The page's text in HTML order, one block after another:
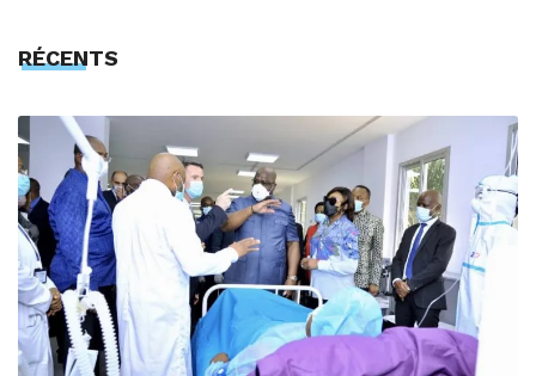
RÉCENTS